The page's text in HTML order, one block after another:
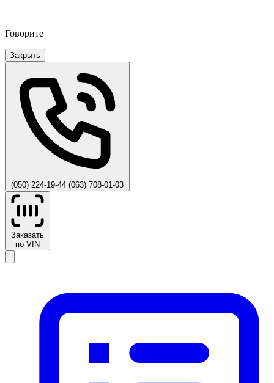
Говорите
Закрыть
(050) 224-19-44 (063) 708-01-03
Заказать
по VIN